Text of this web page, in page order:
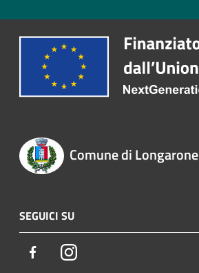
Comune di Longarone
SEGUICI SU
FacebookInstagram